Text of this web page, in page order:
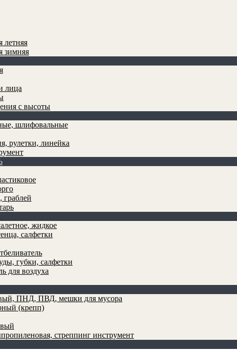
летняя
зимняя
лица
с высоты
шлифовальные
рулетки, линейка
граблей
жидкое
салфетки
губки, салфетки
для воздуха
ПНД, ПВД, мешки для мусора
(крепп)
стреппинг инструмент